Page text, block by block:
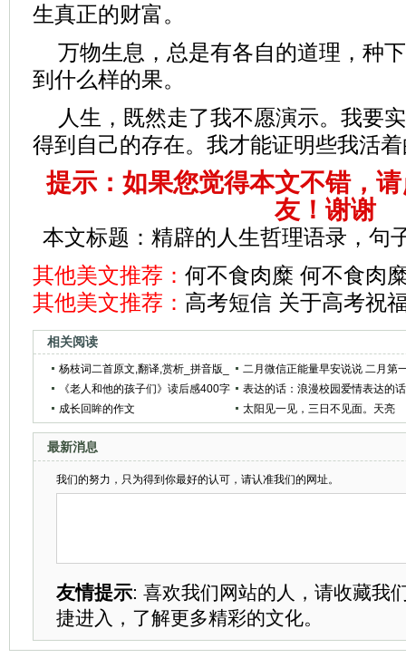
生真正的财富。
万物生息，总是有各自的道理，种
到什么样的果。
人生，既然走了我不愿演示。我要
得到自己的存在。我才能证明些我活
提示：如果您觉得本文不错，
友！谢谢
本文标题： 精辟的人生哲理语录，句
其他美文推荐： 何不食肉糜 何不食肉
其他美文推荐： 高考短信 关于高考祝
相关阅读
杨枝词二首原文,翻译,赏析_拼音版_
作者刘禹锡
二月微信正能量早安说说 二月第
天怎么发朋友圈
《老人和他的孩子们》读后感400字
表达的话：浪漫校园爱情表达的话
成长回眸的作文
太阳见一见，三日不见面。天亮
最新消息
我们的努力，只为得到你最好的认可，请认准我们的网址。
友情提示: 喜欢我们网站的人，请收藏我
捷进入，了解更多精彩的文化。